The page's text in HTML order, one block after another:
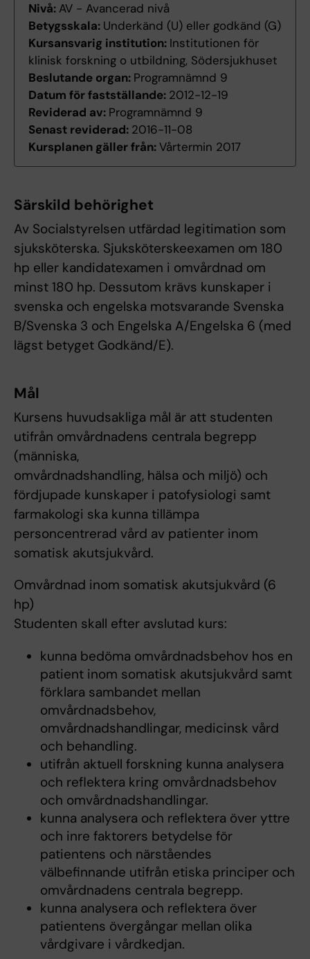
Nivå: AV - Avancerad nivå
Betygsskala: Underkänd (U) eller godkänd (G)
Kursansvarig institution: Institutionen för
klinisk forskning o utbildning, Södersjukhuset
Beslutande organ: Programnämnd 9
Datum för fastställande: 2012-12-19
Reviderad av: Programnämnd 9
Senast reviderad: 2016-11-08
Kursplanen gäller från:Vårtermin 2017
Särskild behörighet
Av Socialstyrelsen utfärdad legitimation som
sjuksköterska. Sjuksköterskeexamen om 180
hp eller kandidatexamen i omvårdnad om
minst 180 hp. Dessutom krävs kunskaper i
svenska och engelska motsvarande Svenska
B/Svenska 3 och Engelska A/Engelska 6 (med
lägst betyget Godkänd/E).
Mål
Kursens huvudsakliga mål är att studenten
utifrån omvårdnadens centrala begrepp
(människa,
omvårdnadshandling, hälsa och miljö) och
fördjupade kunskaper i patofysiologi samt
farmakologi ska kunna tillämpa
personcentrerad vård av patienter inom
somatisk akutsjukvård.
Omvårdnad inom somatisk akutsjukvård (6
hp)
Studenten skall efter avslutad kurs:
kunna bedöma omvårdnadsbehov hos en
patient inom somatisk akutsjukvård samt
förklara sambandet mellan
omvårdnadsbehov,
omvårdnadshandlingar, medicinsk vård
och behandling.
utifrån aktuell forskning kunna analysera
och reflektera kring omvårdnadsbehov
och omvårdnadshandlingar.
kunna analysera och reflektera över yttre
och inre faktorers betydelse för
patientens och närståendes
välbefinnande utifrån etiska principer och
omvårdnadens centrala begrepp.
kunna analysera och reflektera över
patientens övergångar mellan olika
vårdgivare i vårdkedjan.